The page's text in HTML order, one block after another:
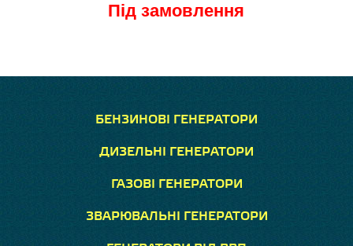
Під замовлення
БЕНЗИНОВІ ГЕНЕРАТОРИ
ДИЗЕЛЬНІ ГЕНЕРАТОРИ
ГАЗОВІ ГЕНЕРАТОРИ
ЗВАРЮВАЛЬНІ ГЕНЕРАТОРИ